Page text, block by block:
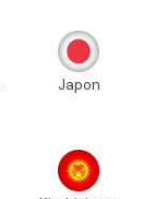
Japon